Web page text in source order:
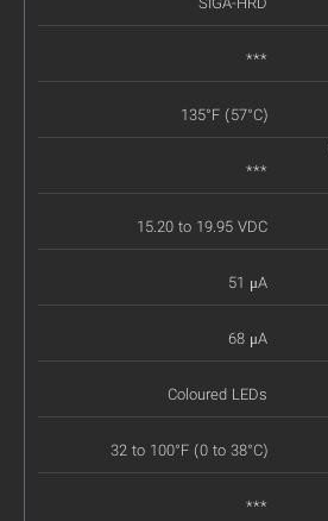
***
135°F (57°C)
***
15.20 to 19.95 VDC
51 μA
68 μA
Coloured LEDs
32 to 100°F (0 to 38°C)
***